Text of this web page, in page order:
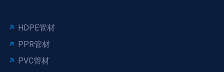
HDPE管材
PPR管材
PVC管材